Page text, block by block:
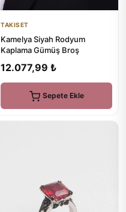
TAKISET
Kamelya Siyah Rodyum
Kaplama Gümüş Broş
12.077,99 ₺
Sepete Ekle